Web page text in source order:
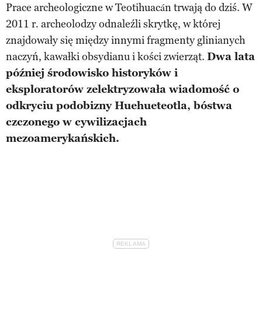
Prace archeologiczne w Teotihuacán trwają do dziś. W
2011 r. archeolodzy odnaleźli skrytkę, w której
znajdowały się między innymi fragmenty glinianych
naczyń, kawałki obsydianu i kości zwierząt. Dwa lata
później środowisko historyków i
eksploratorów zelektryzowała wiadomość o
odkryciu podobizny Huehueteotla, bóstwa
czczonego w cywilizacjach
mezoamerykańskich.